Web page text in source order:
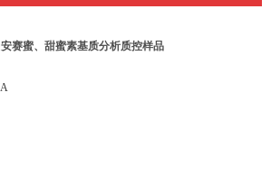
赛蜜、甜蜜素基质分析质控样品